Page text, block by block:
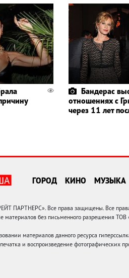
Бандерас
отношениях с
через 11 лет
ГОРОД КИНО МУЗЫКА
ПАРТНЕРС». Все права защищены. Все
материалов без письменного разрешения
материалов данного ресурса
и воспроизведение фотографических